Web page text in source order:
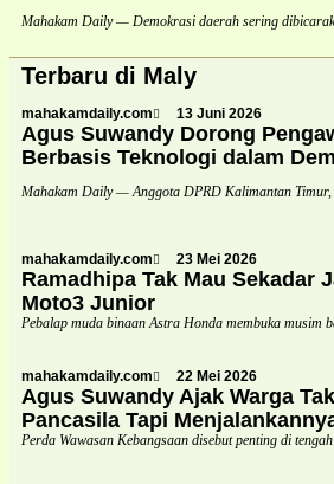
Mahakam Daily — Demokrasi daerah sering
Terbaru di Maly
mahakamdaily.com 13 Juni 2026
Agus Suwandy Dorong
Berbasis Teknologi dalam
Mahakam Daily — Anggota DPRD Kalimantan Timur,
mahakamdaily.com 23 Mei 2026
Ramadhipa Tak Mau Sekadar
Moto3 Junior
Pebalap muda binaan Astra Honda membuka musim
mahakamdaily.com 22 Mei 2026
Agus Suwandy Ajak Warga
Pancasila Tapi
Perda Wawasan Kebangsaan disebut penting di